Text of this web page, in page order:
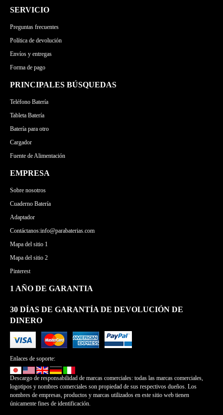
SERVICIO
Preguntas frecuentes
Política de devolución
Envíos y entregas
Forma de pago
PRINCIPALES BÚSQUEDAS
Teléfono Batería
Tableta Batería
Batería para otro
Cargador
Fuente de Alimentación
EMPRESA
Sobre nosotros
Cuaderno Batería
Adaptador
Contáctanos:info@parabaterias.com
Mapa del sitio 1
Mapa del sitio 2
Pinterest
1 AÑO DE GARANTIA
30 DÍAS DE GARANTÍA DE DEVOLUCIÓN DE
DINERO
Enlaces de soporte:
Descargo de responsabilidad de marcas comerciales: todas las marcas comerciales,
logotipos y nombres comerciales son propiedad de sus respectivos dueños. Los
nombres de empresas, productos y marcas utilizados en este sitio web tienen
únicamente fines de identificación.